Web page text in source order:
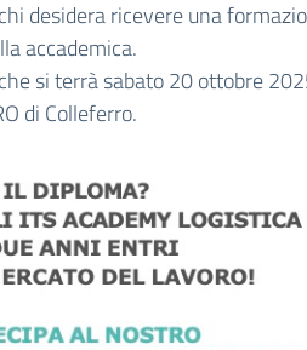
desidera ricevere una
accademica.
che si terrà sabato 20 ottobre
di Colleferro.